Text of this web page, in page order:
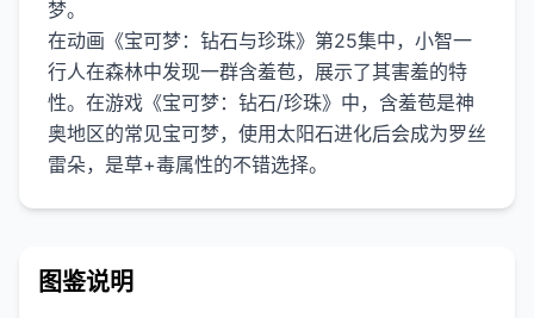
梦。
在动画《宝可梦：钻石与珍珠》第25集中，小智一
行人在森林中发现一群含羞苞，展示了其害羞的特
性。在游戏《宝可梦：钻石/珍珠》中，含羞苞是神
奥地区的常见宝可梦，使用太阳石进化后会成为罗丝
图鉴说明